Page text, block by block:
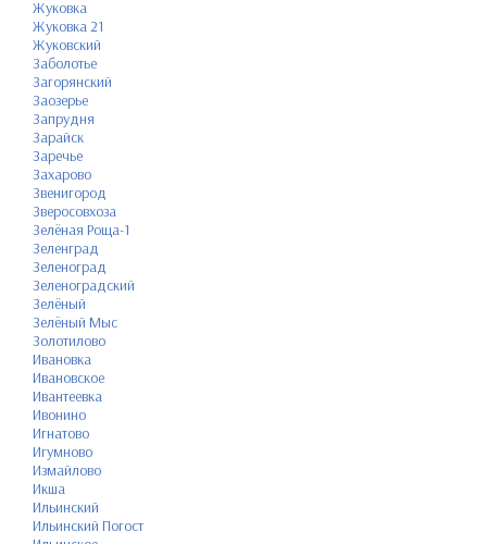
Жуковка
Жуковка 21
Жуковский
Заболотье
Загорянский
Заозерье
Запрудня
Зарайск
Заречье
Захарово
Звенигород
Зверосовхоза
Зелёная Роща-1
Зеленград
Зеленоград
Зеленоградский
Зелёный
Зелёный Мыс
Золотилово
Ивановка
Ивановское
Ивантеевка
Ивонино
Игнатово
Игумново
Измайлово
Икша
Ильинский
Ильинский Погост